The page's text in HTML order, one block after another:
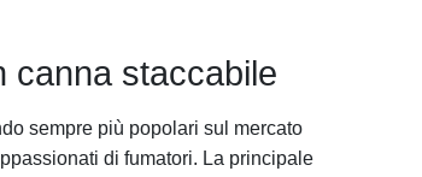
canna staccabile
sempre più popolari sul mercato
di fumatori. La principale